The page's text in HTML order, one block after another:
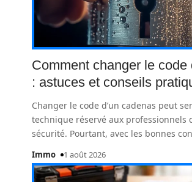
Comment changer le code
: astuces et conseils
Changer le code d’un cadenas peut
technique réservé aux professionnels
sécurité. Pourtant, avec les bonnes
Immo 1 août 2026